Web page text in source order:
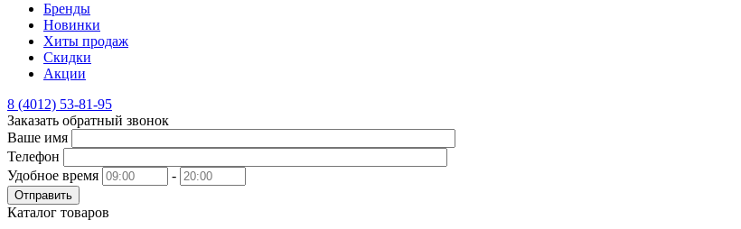
Бренды
Новинки
Хиты продаж
Скидки
Акции
8 (4012) 53-81-95
Заказать обратный звонок
Ваше имя
Телефон
Удобное время
-
Отправить
Каталог товаров